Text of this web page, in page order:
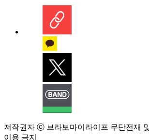
저작권자 ⓒ 브라보마이라이프 무단전재
이용 금지